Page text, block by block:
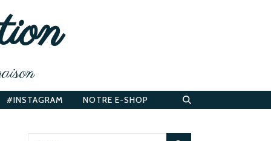
#INSTAGRAM NOTRE E-SHOP